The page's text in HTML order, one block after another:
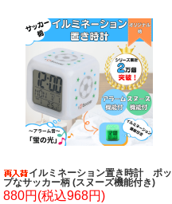
イルミネーション置き時計 ポッ
プなサッカー柄 (スヌーズ機能付き)
880円(税込968円)